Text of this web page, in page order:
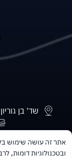
שד' בן גוריון 6, חיפה 35414